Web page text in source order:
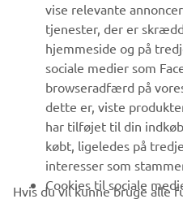
MERE YAMAHA
SUPPORT
NYHEDSBREV
Vær den første til at få besked
arrangementer, nye udgivelser
vise relevante
tjenester, der er
hjemmeside og på
sociale medier som
browseradfærd på
dette er, viste
har tilføjet til din
købt, ligeledes på
interesser som
Cookies til sociale
Hvis du vil kunne bruge alle